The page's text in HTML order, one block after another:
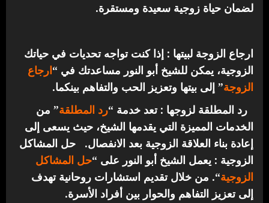
لضمان حياة زوجية سعيدة ومستقرة.
ارجاع الزوجة لبيتها : إذا كنت تواجه تحديات في حياتك
الزوجية، يمكن للشيخ أبو النور مساعدتك في “ارجاع
الزوجة” إلى بيتها وتعزيز الحب والتفاهم بينكما.
رد المطلقة لزوجها : تعد خدمة “رد المطلقة” من
الخدمات المميزة التي يقدمها الشيخ، حيث يسعى إلى
إعادة بناء العلاقة الزوجية بعد الانفصال.
حل المشاكل
الزوجية : يعمل الشيخ أبو النور على “حل المشاكل
الزوجية“. من خلال تقديم استشارات روحانية تهدف
إلى تعزيز التفاهم والحوار بين أفراد الأسرة.